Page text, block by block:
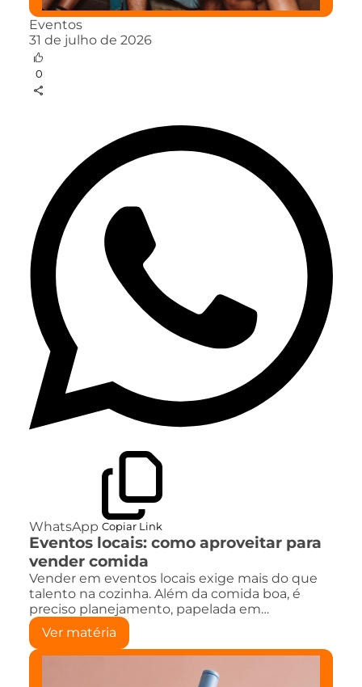
Eventos
31 de julho de 2026
0
WhatsApp Copiar Link
Eventos locais: como aproveitar para
vender comida
Vender em eventos locais exige mais do que
talento na cozinha. Além da comida boa, é
preciso planejamento, papelada em…
Ver matéria